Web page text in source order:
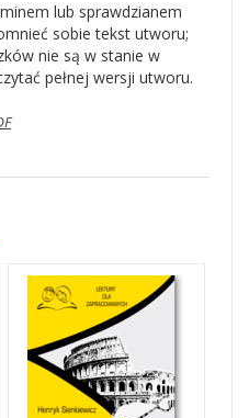
lub sprawdzianem
sobie tekst utworu;
nie są w stanie w
pełnej wersji utworu.